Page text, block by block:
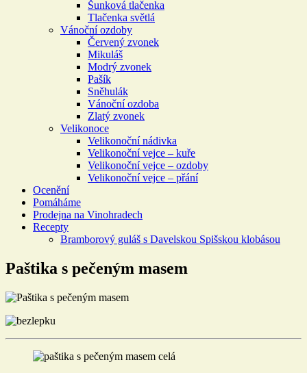
Šunková tlačenka
Tlačenka světlá
Vánoční ozdoby
Červený zvonek
Mikuláš
Modrý zvonek
Pašík
Sněhulák
Vánoční ozdoba
Zlatý zvonek
Velikonoce
Velikonoční nádivka
Velikonoční vejce – kuře
Velikonoční vejce – ozdoby
Velikonoční vejce – přání
Ocenění
Pomáháme
Prodejna na Vinohradech
Recepty
Bramborový guláš s Davelskou Spišskou klobásou
Paštika s pečeným masem